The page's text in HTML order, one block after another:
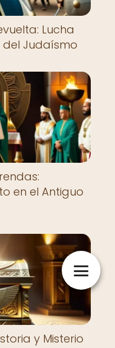
Lucha
Judaísmo
en el Antiguo
y Misterio